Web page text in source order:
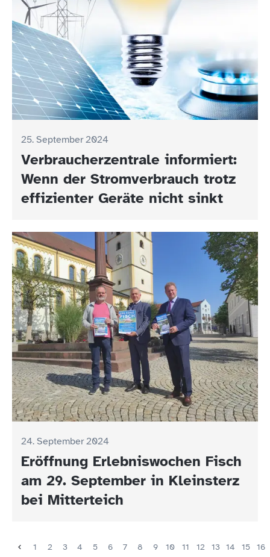
25. September 2024
Verbraucherzentrale informiert:
Wenn der Stromverbrauch trotz
effizienter Geräte nicht sinkt
24. September 2024
Eröffnung Erlebniswochen Fisch
am 29. September in Kleinsterz
bei Mitterteich
1 2 3 4 5 6 7 8 9 10 11 12 13 14 15 16